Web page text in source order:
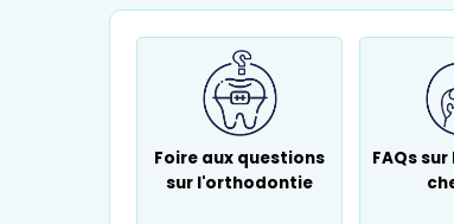
Foire aux questions
sur l'orthodontie
FAQs